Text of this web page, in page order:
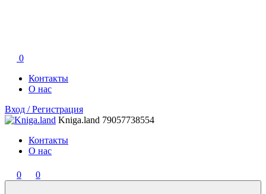
0
Контакты
О нас
Вход / Регистрация
Kniga.land 79057738554
Контакты
О нас
0 0